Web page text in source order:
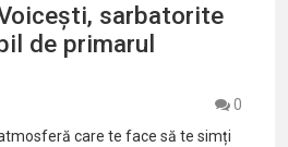
sarbatorite
de primarul
0
care te face să te simți